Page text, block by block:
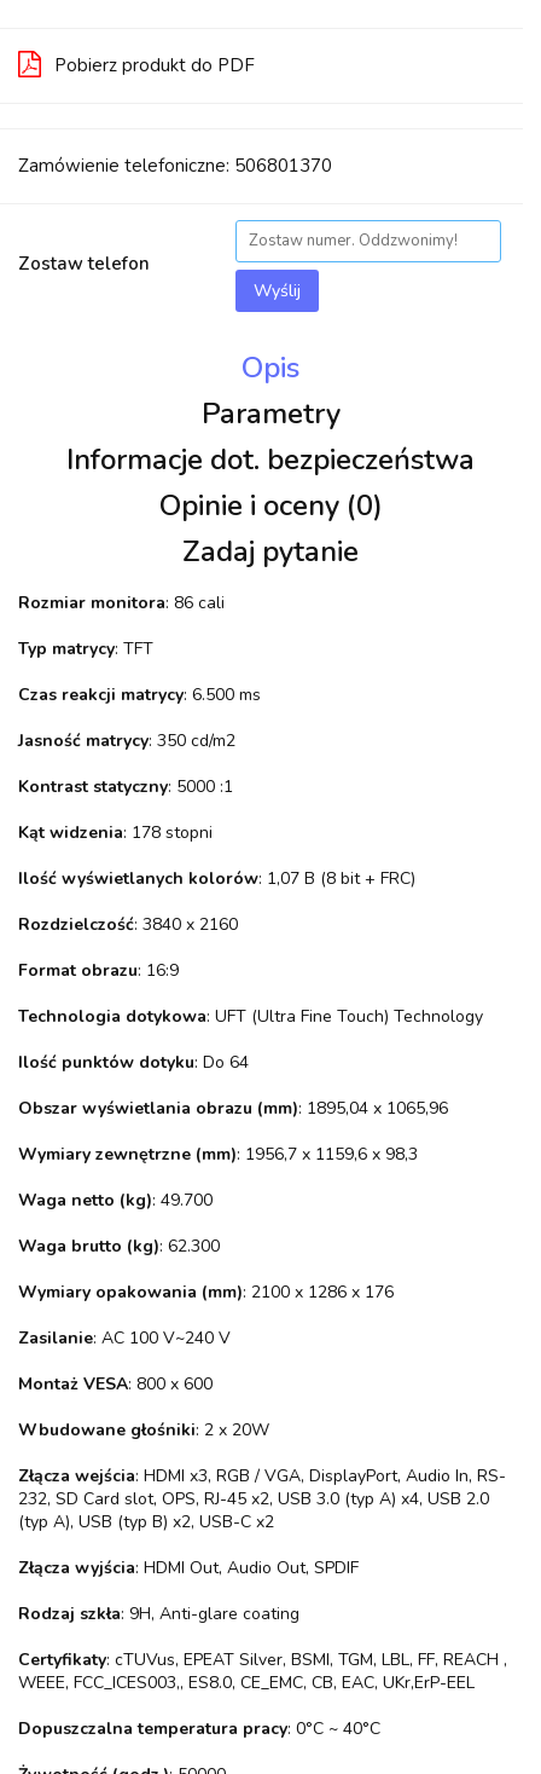
Pobierz produkt do PDF
Zamówienie telefoniczne: 506801370
Zostaw telefon
Wyślij
Opis
Parametry
Informacje dot. bezpieczeństwa
Opinie i oceny (0)
Zadaj pytanie
Rozmiar monitora: 86 cali
Typ matrycy: TFT
Czas reakcji matrycy: 6.500 ms
Jasność matrycy: 350 cd/m2
Kontrast statyczny: 5000 :1
Kąt widzenia: 178 stopni
Ilość wyświetlanych kolorów: 1,07 B (8 bit + FRC)
Rozdzielczość: 3840 x 2160
Format obrazu: 16:9
Technologia dotykowa: UFT (Ultra Fine Touch) Technology
Ilość punktów dotyku: Do 64
Obszar wyświetlania obrazu (mm): 1895,04 x 1065,96
Wymiary zewnętrzne (mm): 1956,7 x 1159,6 x 98,3
Waga netto (kg): 49.700
Waga brutto (kg): 62.300
Wymiary opakowania (mm): 2100 x 1286 x 176
Zasilanie: AC 100 V~240 V
Montaż VESA: 800 x 600
Wbudowane głośniki: 2 x 20W
Złącza wejścia: HDMI x3, RGB / VGA, DisplayPort, Audio In, RS-
232, SD Card slot, OPS, RJ-45 x2, USB 3.0 (typ A) x4, USB 2.0
(typ A), USB (typ B) x2, USB-C x2
Złącza wyjścia: HDMI Out, Audio Out, SPDIF
Rodzaj szkła: 9H, Anti-glare coating
Certyfikaty: cTUVus, EPEAT Silver, BSMI, TGM, LBL, FF, REACH ,
WEEE, FCC_ICES003,, ES8.0, CE_EMC, CB, EAC, UKr,ErP-EEL
Dopuszczalna temperatura pracy: 0°C ~ 40°C